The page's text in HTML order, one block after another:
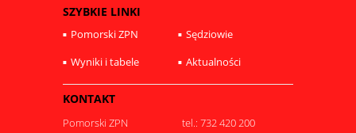
SZYBKIE LINKI
Pomorski ZPN
Sędziowie
Wyniki i tabele
Aktualności
KONTAKT
Pomorski ZPN
tel.: 732 420 200